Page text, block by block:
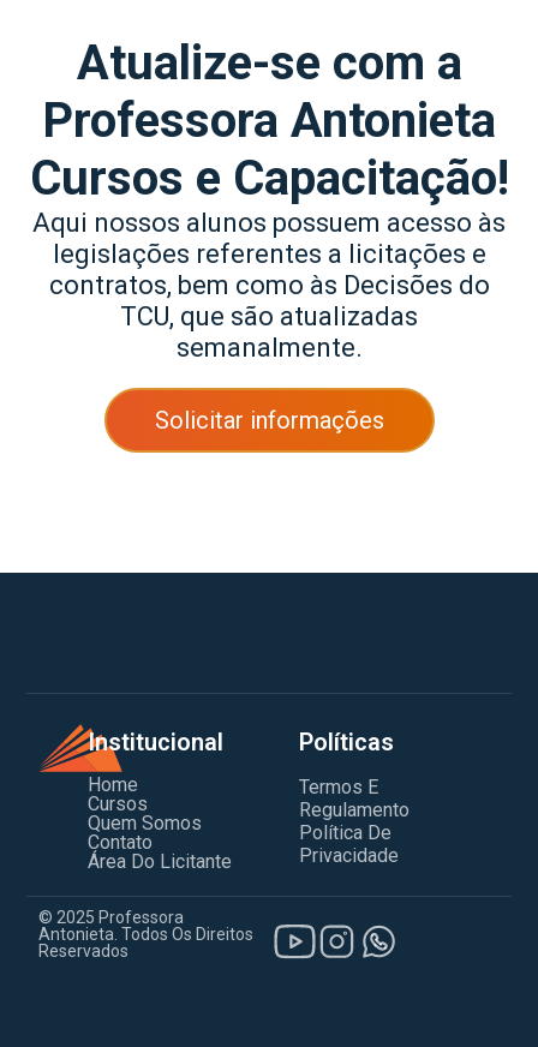
Atualize-se com a
Professora Antonieta
Cursos e Capacitação!
Aqui nossos alunos possuem acesso às
legislações referentes a licitações e
contratos, bem como às Decisões do
TCU, que são atualizadas
semanalmente.
Solicitar informações
Institucional
Home
Cursos
Quem Somos
Contato
Área Do Licitante
Políticas
Termos E
Regulamento
Política De
Privacidade
© 2025 Professora
Antonieta. Todos Os Direitos
Reservados